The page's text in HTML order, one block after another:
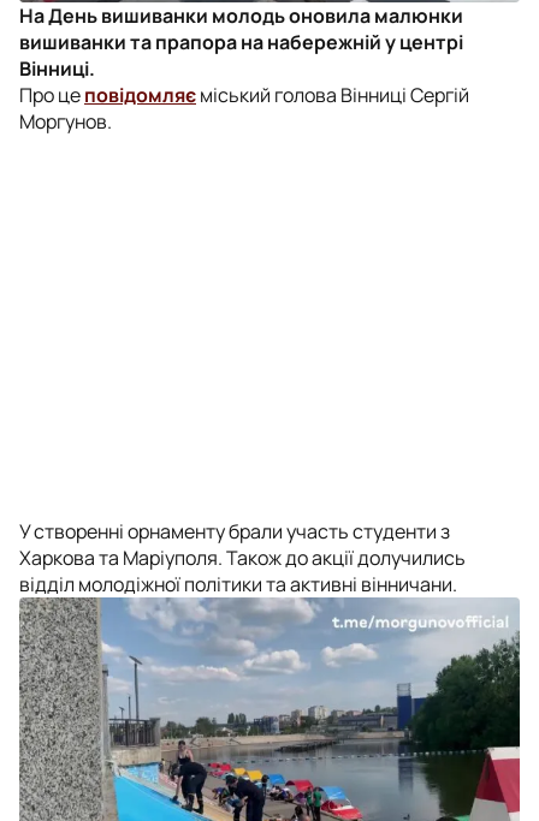
На День вишиванки молодь оновила малюнки
вишиванки та прапора на набережній у центрі
Вінниці.
Про цеповідомляєміський голова Вінниці Сергій
Моргунов.
У створенні орнаменту брали участь студенти з
Харкова та Маріуполя. Також до акції долучились
відділ молодіжної політики та активні вінничани.